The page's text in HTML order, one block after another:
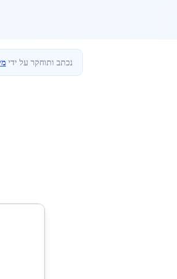
נכתב ותוחקר על ידי